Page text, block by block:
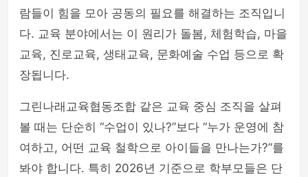
람들이 힘을 모아 공동의 필요를 해결하는 조직입니
다. 교육 분야에서는 이 원리가 돌봄, 체험학습, 마을
교육, 진로교육, 생태교육, 문화예술 수업 등으로 확
장됩니다.
그린나래교육협동조합 같은 교육 중심 조직을 살펴
볼 때는 단순히 “수업이 있나?”보다 “누가 운영에 참
여하고, 어떤 교육 철학으로 아이들을 만나는가?”를
봐야 합니다. 특히 2026년 기준으로 학부모들은 단